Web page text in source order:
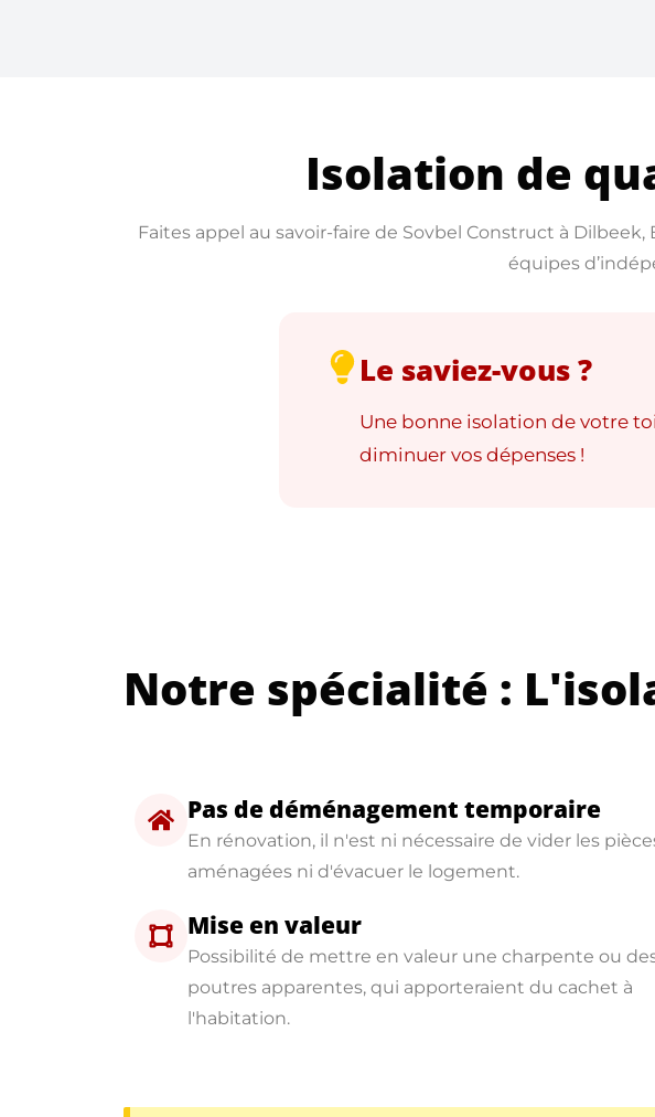
Isolation de
Faites appel au savoir-faire de Sovbel Construct à
équipes
Le saviez-vous ?
Une bonne isolation de votre
diminuer vos dépenses !
Notre spécialité :
Pas de déménagement temporaire
En rénovation, il n'est ni nécessaire de vider les
aménagées ni d'évacuer le logement.
Mise en valeur
Possibilité de mettre en valeur une charpente ou
poutres apparentes, qui apporteraient du cachet à
l'habitation.